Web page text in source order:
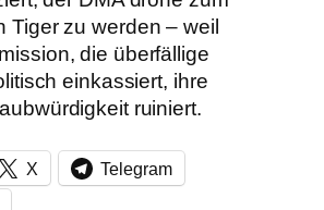
Tiger zu werden – weil
die überfällige
einkassiert, ihre
ruiniert.
X Telegram